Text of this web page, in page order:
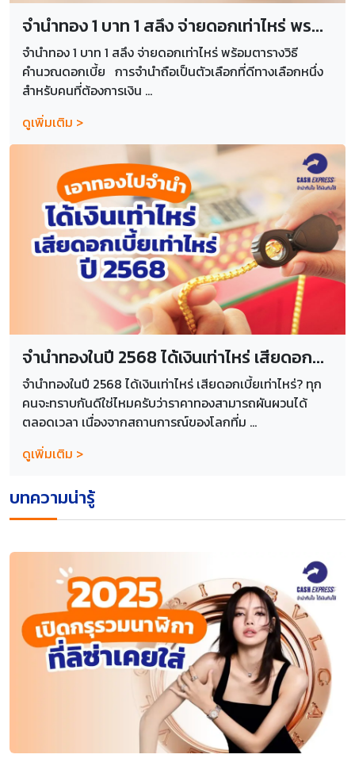
จำนำทอง 1 บาท 1 สลึง จ่ายดอกเท่าไหร่ พร...
จำนำทอง 1 บาท 1 สลึง จ่ายดอกเท่าไหร่ พร้อมตารางวิธี
คำนวณดอกเบี้ย การจำนำถือเป็นตัวเลือกที่ดีทางเลือกหนึ่ง
สำหรับคนที่ต้องการเงิน ...
ดูเพิ่มเติม >
จำนำทองในปี 2568 ได้เงินเท่าไหร่ เสียดอก...
จำนำทองในปี 2568 ได้เงินเท่าไหร่ เสียดอกเบี้ยเท่าไหร่? ทุก
คนจะทราบกันดีใช่ไหมครับว่าราคาทองสามารถผันผวนได้
ตลอดเวลา เนื่องจากสถานการณ์ของโลกที่ม ...
ดูเพิ่มเติม >
บทความน่ารู้